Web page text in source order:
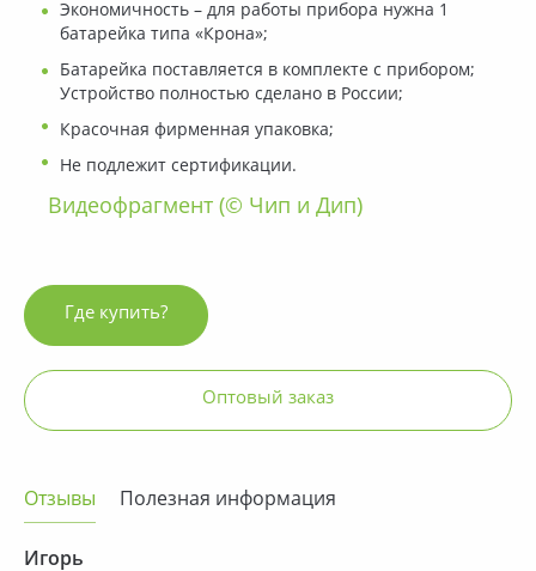
Экономичность – для работы прибора нужна 1
батарейка типа «Крона»;
Батарейка поставляется в комплекте с прибором;
Устройство полностью сделано в России;
Красочная фирменная упаковка;
Не подлежит сертификации.
Видеофрагмент (© Чип и Дип)
Где купить?
Оптовый заказ
Отзывы Полезная информация
Игорь